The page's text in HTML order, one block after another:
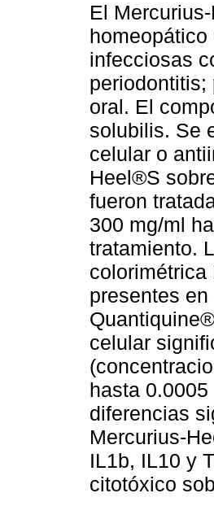
El
infecciosas
periodontitis;
oral. El
solubilis. Se
celular o
Heel®S
fueron
300 mg/ml
tratamiento.
presentes
celular
hasta
diferencias
Mercurius-
IL1b, IL10 y
citotóxico